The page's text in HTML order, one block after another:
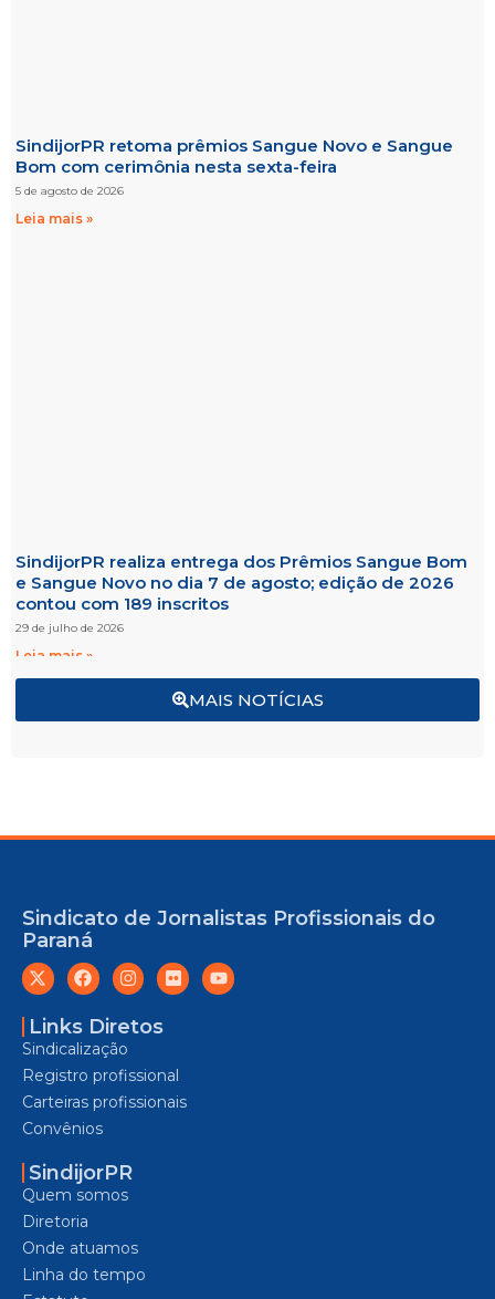
MAIS NOTÍCIAS
SindijorPR retoma prêmios Sangue Novo e Sangue
Bom com cerimônia nesta sexta-feira
5 de agosto de 2026
Leia mais »
SindijorPR realiza entrega dos Prêmios Sangue Bom
e Sangue Novo no dia 7 de agosto; edição de 2026
contou com 189 inscritos
29 de julho de 2026
Leia mais »
Sindicato de Jornalistas Profissionais do
Paraná
Links Diretos
Sindicalização
Registro profissional
Carteiras profissionais
Convênios
SindijorPR
Quem somos
Diretoria
Onde atuamos
Linha do tempo